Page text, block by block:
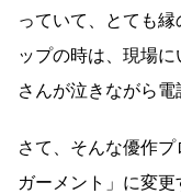
っていて、とても
ップの時は、現場
さんが泣きながら電
さて、そんな優作
ガーメント」に変